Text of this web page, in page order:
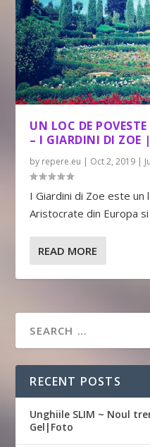
UN LOC DE
– I GIARDINI DI ZOE
by repere.eu | Oct 2, 2019 |
I Giardini di Zoe este un
Aristocrate din Europa
READ MORE
RECENT POSTS
Unghiile SLIM ~ Noul
Gel|Foto